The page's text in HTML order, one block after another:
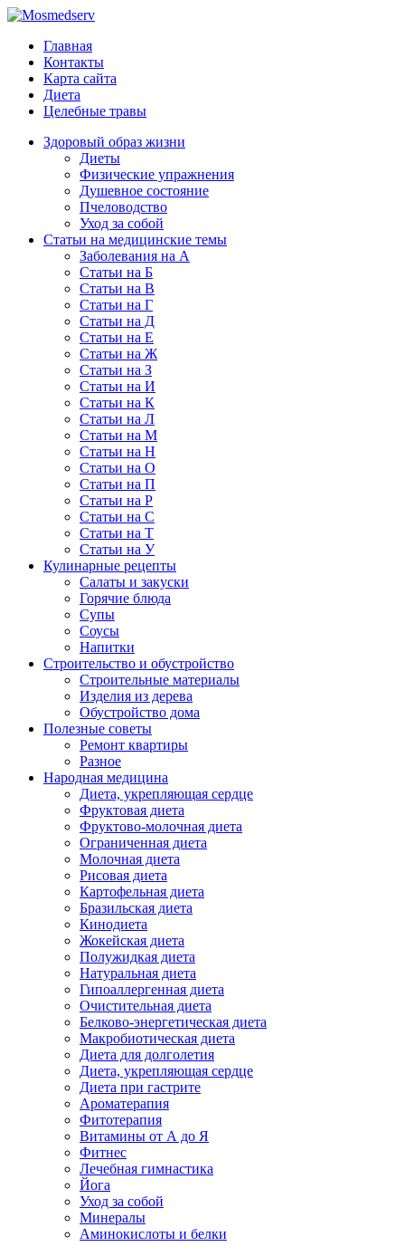
Главная
Контакты
Карта сайта
Диета
Целебные травы
Здоровый образ жизни
Диеты
Физические упражнения
Душевное состояние
Пчеловодство
Уход за собой
Статьи на медицинские темы
Заболевания на А
Статьи на Б
Статьи на В
Статьи на Г
Статьи на Д
Статьи на Е
Статьи на Ж
Статьи на З
Статьи на И
Статьи на К
Статьи на Л
Статьи на М
Статьи на Н
Статьи на О
Статьи на П
Статьи на Р
Статьи на С
Статьи на Т
Статьи на У
Кулинарные рецепты
Салаты и закуски
Горячие блюда
Супы
Соусы
Напитки
Строительство и обустройство
Строительные материалы
Изделия из дерева
Обустройство дома
Полезные советы
Ремонт квартиры
Разное
Народная медицина
Диета, укрепляющая сердце
Фруктовая диета
Фруктово-молочная диета
Ограниченная диета
Молочная диета
Рисовая диета
Картофельная диета
Бразильская диета
Кинодиета
Жокейская диета
Полужидкая диета
Натуральная диета
Гипоаллергенная диета
Очистительная диета
Белково-энергетическая диета
Макробиотическая диета
Диета для долголетия
Диета, укрепляющая сердце
Диета при гастрите
Ароматерапия
Фитотерапия
Витамины от А до Я
Фитнес
Лечебная гимнастика
Йога
Уход за собой
Минералы
Аминокислоты и белки